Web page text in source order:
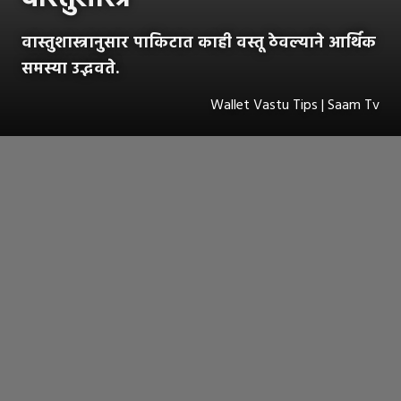
वास्तुशास्त्रानुसार पाकिटात काही वस्तू ठेवल्याने आर्थिक
समस्या उद्भवते.
Wallet Vastu Tips | Saam Tv